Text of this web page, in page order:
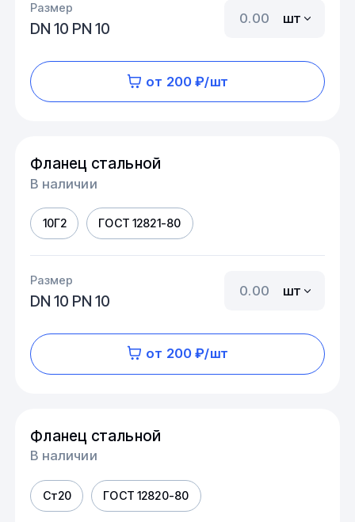
Размер
DN 10 PN 10
шт
от 200 ₽/шт
Фланец стальной
В наличии
10Г2 ГОСТ 12821-80
Размер
DN 10 PN 10
шт
от 200 ₽/шт
Фланец стальной
В наличии
Ст20 ГОСТ 12820-80